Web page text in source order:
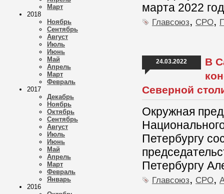
Март
2018
Ноябрь
Сентябрь
Август
Июль
Июнь
Май
Апрель
Март
Февраль
2017
Декабрь
Ноябрь
Октябрь
Сентябрь
Август
Июль
Июнь
Май
Апрель
Март
Февраль
Январь
2016
марта 2022
Главсоюз, СРО,
24.03.2022
В
Северной
Окружная
Петербургу
Петербургу
Главсоюз, СРО,